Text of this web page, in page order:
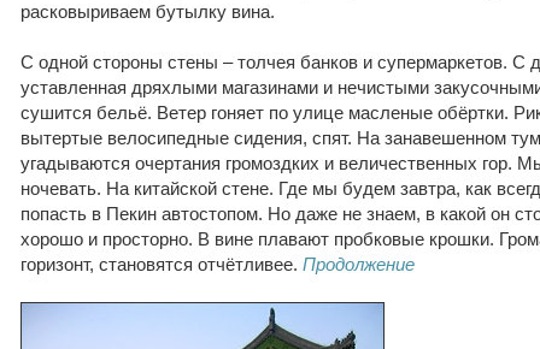
расковыриваем бутылку вина.
С одной стороны стены – толчея банков и супермаркетов. С
уставленная дряхлыми магазинами и нечистыми
сушится бельё. Ветер гоняет по улице масленые обёртки.
вытертые велосипедные сидения, спят. На занавешенном
угадываются очертания громоздких и величественных гор.
ночевать. На китайской стене. Где мы будем завтра, как
попасть в Пекин автостопом. Но даже не знаем, в какой он
хорошо и просторно. В вине плавают пробковые крошки.
горизонт, становятся отчётливее. Продолжение